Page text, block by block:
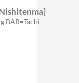
BAR=Tachi-